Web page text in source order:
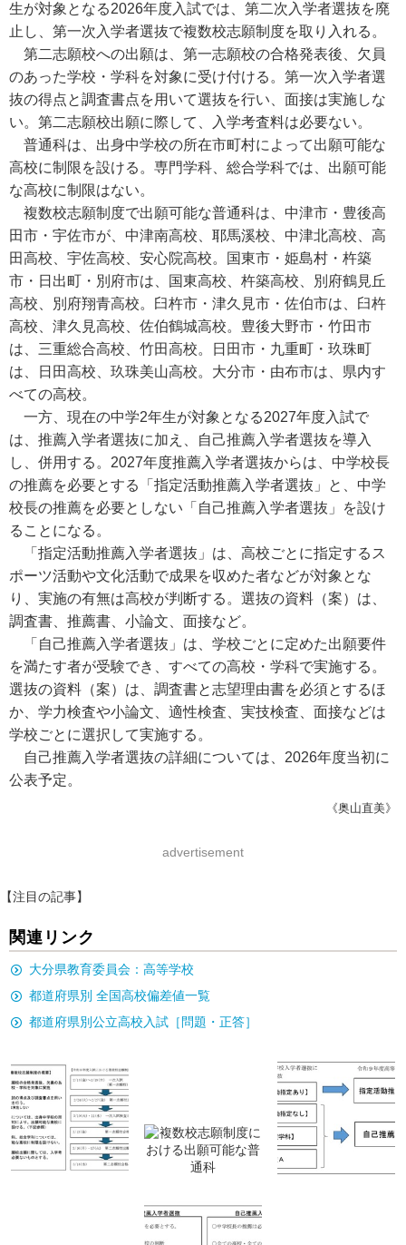
生が対象となる2026年度入試では、第二次入学者選抜を廃
止し、第一次入学者選抜で複数校志願制度を取り入れる。
第二志願校への出願は、第一志願校の合格発表後、欠員
のあった学校・学科を対象に受け付ける。第一次入学者選
抜の得点と調査書点を用いて選抜を行い、面接は実施しな
い。第二志願校出願に際して、入学考査料は必要ない。
普通科は、出身中学校の所在市町村によって出願可能な
高校に制限を設ける。専門学科、総合学科では、出願可能
な高校に制限はない。
複数校志願制度で出願可能な普通科は、中津市・豊後高
田市・宇佐市が、中津南高校、耶馬溪校、中津北高校、高
田高校、宇佐高校、安心院高校。国東市・姫島村・杵築
市・日出町・別府市は、国東高校、杵築高校、別府鶴見丘
高校、別府翔青高校。臼杵市・津久見市・佐伯市は、臼杵
高校、津久見高校、佐伯鶴城高校。豊後大野市・竹田市
は、三重総合高校、竹田高校。日田市・九重町・玖珠町
は、日田高校、玖珠美山高校。大分市・由布市は、県内す
べての高校。
一方、現在の中学2年生が対象となる2027年度入試で
は、推薦入学者選抜に加え、自己推薦入学者選抜を導入
し、併用する。2027年度推薦入学者選抜からは、中学校長
の推薦を必要とする「指定活動推薦入学者選抜」と、中学
校長の推薦を必要としない「自己推薦入学者選抜」を設け
ることになる。
「指定活動推薦入学者選抜」は、高校ごとに指定するス
ポーツ活動や文化活動で成果を収めた者などが対象とな
り、実施の有無は高校が判断する。選抜の資料（案）は、
調査書、推薦書、小論文、面接など。
「自己推薦入学者選抜」は、学校ごとに定めた出願要件
を満たす者が受験でき、すべての高校・学科で実施する。
選抜の資料（案）は、調査書と志望理由書を必須とするほ
か、学力検査や小論文、適性検査、実技検査、面接などは
学校ごとに選択して実施する。
自己推薦入学者選抜の詳細については、2026年度当初に
公表予定。
《奥山直美》
advertisement
【注目の記事】
関連リンク
大分県教育委員会：高等学校
都道府県別 全国高校偏差値一覧
都道府県別公立高校入試［問題・正答］